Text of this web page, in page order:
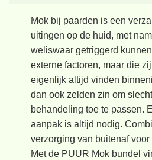
Mok bij paarden is een
uitingen op de huid, met
weliswaar getriggerd
externe factoren, maar die
eigenlijk altijd vinden
dan ook zelden zin om
behandeling toe te passen.
aanpak is altijd nodig.
verzorging van buitenaf
Met de PUUR Mok bundel